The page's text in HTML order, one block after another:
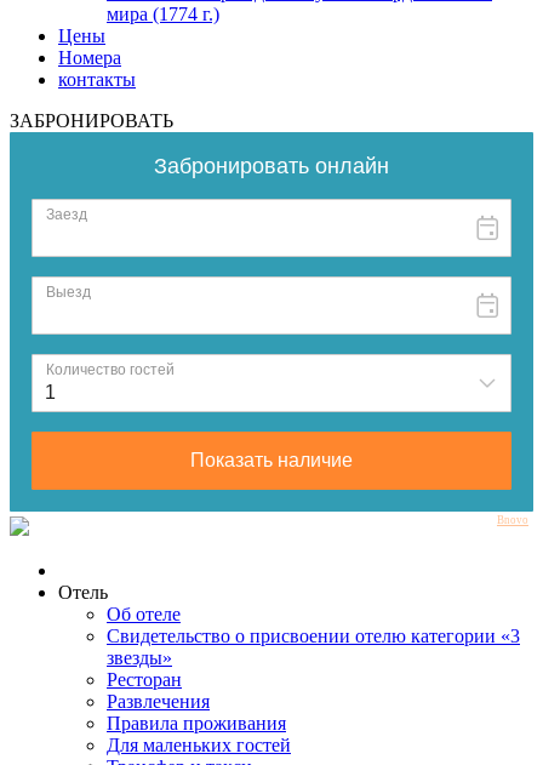
мира (1774 г.)
Цены
Номера
контакты
ЗАБРОНИРОВАТЬ
Bnovo
Отель
Об отеле
Свидетельство о присвоении отелю категории «3
звезды»
Ресторан
Развлечения
Правила проживания
Для маленьких гостей